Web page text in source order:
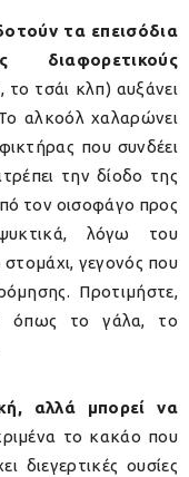
τα επεισόδια
διαφορετικούς
τσάι κλπ) αυξάνει
αλκοόλ χαλαρώνει
που συνδέει
την δίοδο της
τον οισοφάγο προς
λόγω του
γεγονός που
Προτιμήστε,
όπως το γάλα, το
αλλά μπορεί να
το κακάο που
διεγερτικές ουσίες